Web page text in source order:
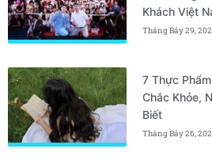
Khách Việt
Tháng Bảy 29,
7 Thực
Chắc Khỏe,
Biết
Tháng Bảy 26,